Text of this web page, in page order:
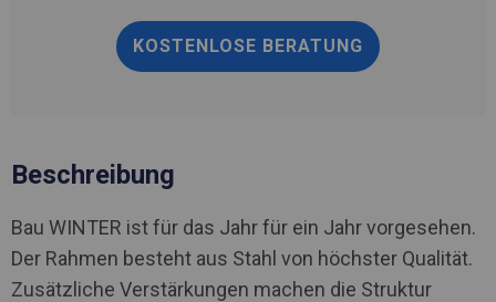
KOSTENLOSE BERATUNG
Beschreibung
Bau WINTER ist für das Jahr für ein Jahr vorgesehen.
Der Rahmen besteht aus Stahl von höchster Qualität.
Zusätzliche Verstärkungen machen die Struktur